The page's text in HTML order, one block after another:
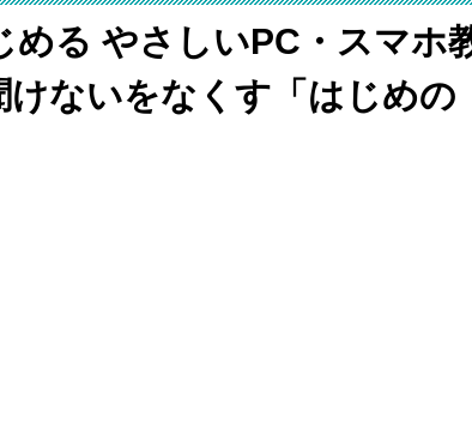
める やさしいPC・スマホ
けないをなくす「はじめの